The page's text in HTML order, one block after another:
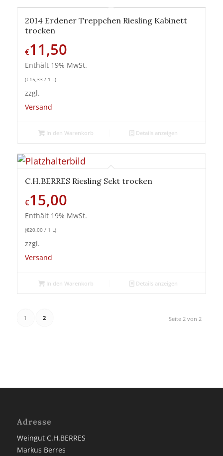
2014 Erdener Treppchen Riesling Kabinett
trocken
€11,50
Enthält 19% MwSt.
(€15,33 / 1 L)
zzgl.
Versand
In den Warenkorb Details anzeigen
C.H.BERRES Riesling Sekt trocken
€15,00
Enthält 19% MwSt.
(€20,00/ 1 L)
zzgl.
Versand
In den Warenkorb Details anzeigen
Seite 2 von 2
1 2
Adresse
Weingut C.H.BERRES
Markus Berres